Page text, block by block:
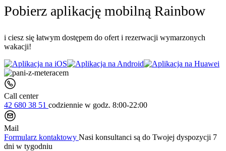
Pobierz aplikację mobilną Rainbow
i ciesz się łatwym dostępem do ofert i rezerwacji wymarzonych
wakacji!
Call center
42 680 38 51 codziennie w godz. 8:00-22:00
Mail
Formularz kontaktowy Nasi konsultanci są do Twojej dyspozycji 7
dni w tygodniu